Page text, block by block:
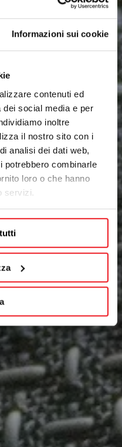
Informazioni sui cookie
contenuti ed
dei social media e per
inoltre
il nostro sito con i
analisi dei dati web,
potrebbero combinarle
loro o che hanno
servizi.